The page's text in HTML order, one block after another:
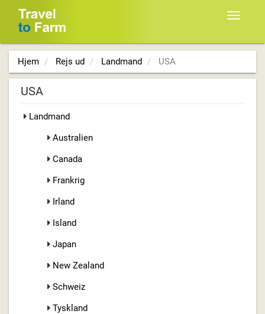
Toggle
Hjem Rejs ud Landmand USA
USA
Landmand
Australien
Canada
Frankrig
Irland
Island
Japan
New Zealand
Schweiz
Tyskland